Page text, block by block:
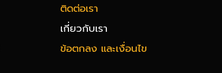
ติดต่อเรา
เกี่ยวกับเรา
ข้อตกลง และเงื่อนไข